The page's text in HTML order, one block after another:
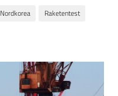
Nordkorea Raketentest